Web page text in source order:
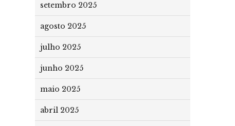
setembro 2025
agosto 2025
julho 2025
junho 2025
maio 2025
abril 2025